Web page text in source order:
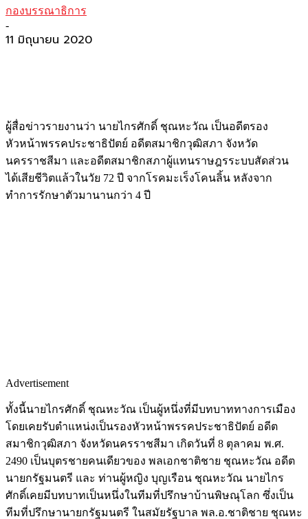
กองบรรณาธิการ
-
11 มิถุนายน 2020
ผู้สื่อข่าวรายงานว่า นายไกรศักดิ์ ชุณหะวัณ เป็นอดีตรอง
หัวหน้าพรรคประชาธิปัตย์ อดีตสมาชิกวุฒิสภา จังหวัด
นครราชสีมา และอดีตสมาชิกสภาผู้แทนราษฎรระบบสัดส่วน
ได้เสียชีวิตแล้วในวัย 72 ปี จากโรคมะเร็งโคนลิ้น หลังจาก
ทำการรักษาตัวมานานกว่า 4 ปี
Advertisement
ทั้งนี้นายไกรศักดิ์ ชุณหะวัณ เป็นผู้หนึ่งที่มีบทบาททางการเมือง
โดยเคยรับตำแหน่งเป็นรองหัวหน้าพรรคประชาธิปัตย์ อดีต
สมาชิกวุฒิสภา จังหวัดนครราชสีมา เกิดวันที่ 8 ตุลาคม พ.ศ.
2490 เป็นบุตรชายคนเดียวของ พลเอกชาติชาย ชุณหะวัณ อดีต
นายกรัฐมนตรี และ ท่านผู้หญิง บุญเรือน ชุณหะวัณ นายไกร
ศักดิ์เคยมีบทบาทเป็นหนึ่งในทีมที่ปรึกษาบ้านพิษณุโลก ซึ่งเป็น
ทีมที่ปรึกษานายกรัฐมนตรี ในสมัยรัฐบาล พล.อ.ชาติชาย ชุณหะ